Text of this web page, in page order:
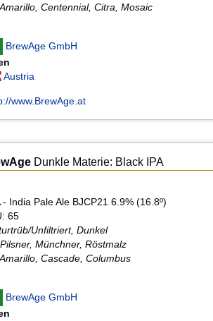
Amarillo, Centennial, Citra, Mosaic
BrewAge GmbH
Austria
www.BrewAge.at
Dunkle Materie: Black IPA
- India Pale Ale BJCP21 6.9% (16.8º)
65
Unfiltriert, Dunkel
Pilsner, Münchner, Röstmalz
Amarillo, Cascade, Columbus
BrewAge GmbH